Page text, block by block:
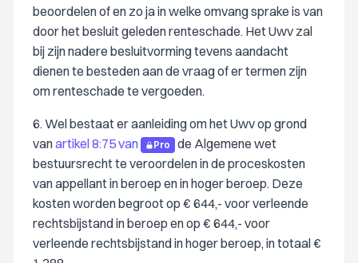
beoordelen of en zo ja in welke omvang sprake is van
door het besluit geleden renteschade. Het Uwv zal
bij zijn nadere besluitvorming tevens aandacht
dienen te besteden aan de vraag of er termen zijn
om renteschade te vergoeden.
6. Wel bestaat er aanleiding om het Uwv op grond
vanartikel 8:75 van Pro
de Algemene wet
bestuursrecht te veroordelen in de proceskosten
van appellant in beroep en in hoger beroep. Deze
kosten worden begroot op € 644,- voor verleende
rechtsbijstand in beroep en op € 644,- voor
verleende rechtsbijstand in hoger beroep, in totaal €